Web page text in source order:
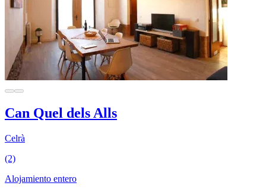
Can Quel dels Alls
Celrà
(2)
Alojamiento entero